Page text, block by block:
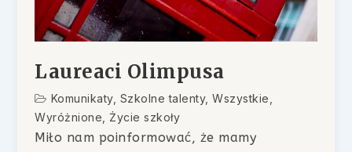
Laureaci Olimpusa
Komunikaty, Szkolne talenty,Wszystkie
Wyróżnione ,Życie szkoły
Miło nam poinformować, że mamy